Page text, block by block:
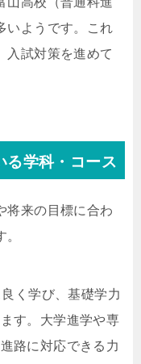
いようです。これ
入試対策を進めて
る学科・コース
将来の目標に合わ
く学び、基礎学力
す。大学進学や専
路に対応できる力